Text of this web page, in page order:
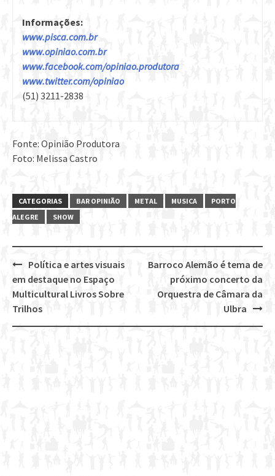
Informações:
www.pisca.com.br
www.opiniao.com.br
www.facebook.com/opiniao.produtora
www.twitter.com/opiniao
(51) 3211-2838
Fonte: Opinião Produtora
Foto: Melissa Castro
CATEGORIAS BAR OPINIÃO METAL MUSICA
PORTO
ALEGRE
SHOW
Post
navigation
Barroco Alemão é tema de
próximo concerto da
Orquestra de Câmara da
Ulbra
Política e artes visuais
em destaque no Espaço
Multicultural Livros Sobre
Trilhos